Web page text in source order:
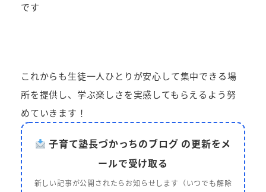
です
これからも生徒一人ひとりが安心して集中できる場
所を提供し、学ぶ楽しさを実感してもらえるよう努
めていきます！
子育て塾長づかっちのブログ の更新をメ
ールで受け取る
新しい記事が公開されたらお知らせします（いつでも解除